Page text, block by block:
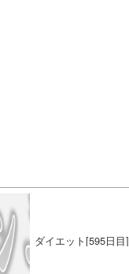
ダイエット[595日目]